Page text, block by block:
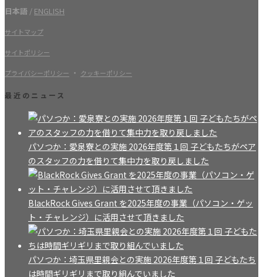
日本語 / ENGLISH
サイトマップ
サイトポリシー
プライバシーポリシー ・ クッキーポリシー
最近のニュース
パソつか：愛泉寮との実施 2026年度第１回 子どもたちがペア
のスタッフの力を借りて集中力を取り戻しました
BlackRock Gives Grant を2025年度の事業（パソコン・ゲッ
ト・チャレンジ）に活用させて頂きました
パソつか：埼玉県里親会との実施 2026年度第１回 子どもたち
は時間ギリギリまで取り組んでいました